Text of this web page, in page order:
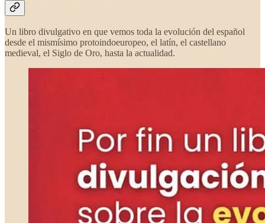
Un libro divulgativo en que vemos toda la evolución del español
desde el mismísimo protoindoeuropeo, el latín, el castellano
medieval, el Siglo de Oro, hasta la actualidad.